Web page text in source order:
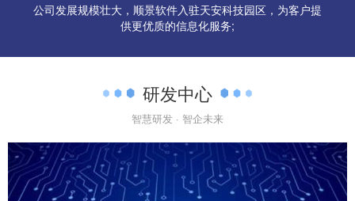
公司发展规模壮大，顺景软件入驻天安科技园区，为客户提
供更优质的信息化服务;
研发中心
智慧研发 · 智企未来